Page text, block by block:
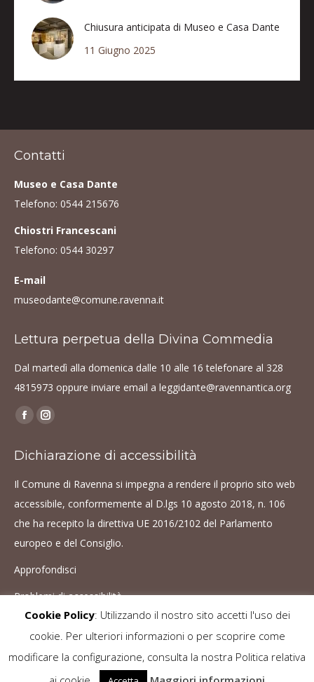
Chiusura anticipata di Museo e Casa Dante
11 Giugno 2025
Contatti
Museo e Casa Dante
Telefono: 0544 215676
Chiostri Francescani
Telefono: 0544 30297
E-mail
museodante@comune.ravenna.it
Lettura perpetua della Divina Commedia
Dal martedì alla domenica dalle 10 alle 16 telefonare al 328
4815973 oppure inviare email a leggidante@ravennantica.org
Find us on:
Facebook
opens
Instagram
opens
Dichiarazione di accessibilità
Il Comune di Ravenna si impegna a rendere il proprio sito web
accessibile, conformemente al D.lgs 10 agosto 2018, n. 106
che ha recepito la direttiva UE 2016/2102 del Parlamento
europeo e del Consiglio.
Approfondisci
Problemi di accessibilità
Le immagini sono protette da copyright. È vietato ogni utilizzo senza il
consenso dell'autore -Cookie Policy
Cookie Policy: Utilizzando il nostro sito accetti l'uso dei
cookie. Per ulteriori informazioni o per scoprire come
modificare la configurazione, consulta la nostra Politica relativa